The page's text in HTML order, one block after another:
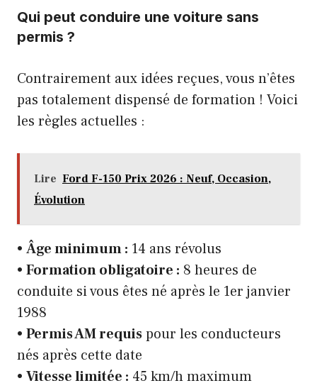
Qui peut conduire une voiture sans
permis ?
Contrairement aux idées reçues, vous n’êtes
pas totalement dispensé de formation ! Voici
les règles actuelles :
Lire Ford F-150 Prix 2026 : Neuf, Occasion,
Évolution
• Âge minimum : 14 ans révolus
• Formation obligatoire : 8 heures de
conduite si vous êtes né après le 1er janvier
1988
• Permis AM requispour les conducteurs
nés après cette date
• Vitesse limitée : 45 km/h maximum